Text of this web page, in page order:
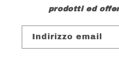
prodotti ed
Indirizzo email